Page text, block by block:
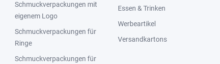
Schmuckverpackungen mit
eigenem Logo
Schmuckverpackungen für
Ringe
Schmuckverpackungen für
Essen & Trinken
Werbeartikel
Versandkartons